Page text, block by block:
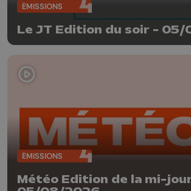
ÉMISSIONS
Le JT Edition du soir -
ÉMISSIONS
Météo Edition de la mi-